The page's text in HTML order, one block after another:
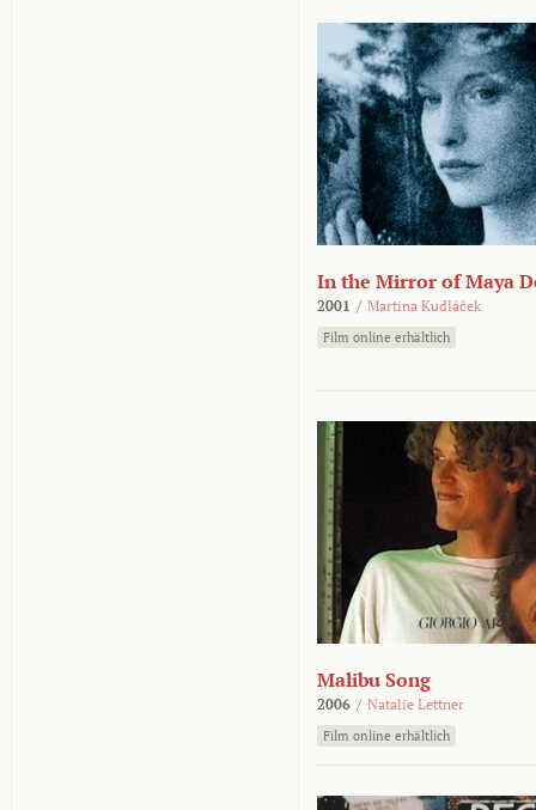
In the Mirror of Maya
2001 / Martina Kudláček
Film online erhältlich
Malibu Song
2006 / Natalie Lettner
Film online erhältlich